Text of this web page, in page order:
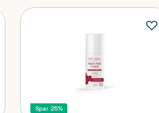
Spar 25%